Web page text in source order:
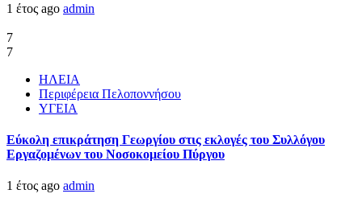
1 έτος ago admin
7
7
ΗΛΕΙΑ
Περιφέρεια Πελοποννήσου
ΥΓΕΙΑ
Εύκολη επικράτηση Γεωργίου στις εκλογές του Συλλόγου
Εργαζομένων του Νοσοκομείου Πύργου
1 έτος ago admin